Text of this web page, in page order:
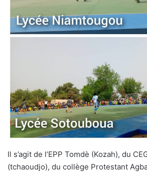
Il s’agit de l’EPP Tomdè (Kozah), du
(tchaoudjo), du collège Protestant